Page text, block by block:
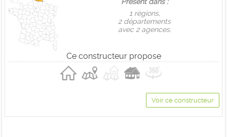
1 règions,
2 départements
avec 2 agences.
Ce constructeur propose
Voir ce constructeur